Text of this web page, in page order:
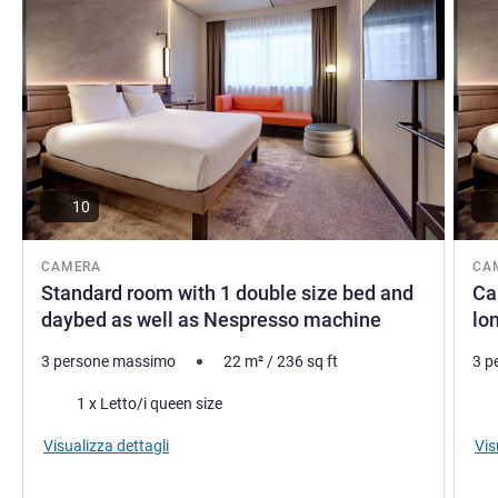
Christian Koentopp, Gestione hotel
CAMERA
Standard room with 1 double size bed and
daybed as well as Nespresso machine
10
3 persone massimo 22 m²/236sq ft
Biancheria da letto
1 x Letto/i queen size
Visualizza dettagli
3